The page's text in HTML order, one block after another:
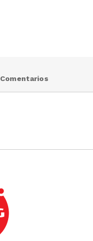
Comentarios